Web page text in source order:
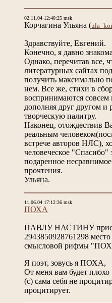
02.11.04 12:40:25 msk
Корчагина Ульяна (
Здравствуйте, Евгений.
Конечно, я давно
Однако, перечитав все,
литературных сайтах
получить максимально
нем. Все же, стихи в
воспринимаются совсем
дополняя друг другом и
творческую палитру.
Наконец, отождествив
реальным
встрече авторов НЛС),
человеческое
подаренное
прочтения.
Ульяна.
11.06.04 17:12:36 msk
ПОХА
ПАВЛУ НАСТИНУ
2943850928761298
смысловой рифмы
Я поэт, зовусь я ПОХА,
От меня вам будет плохо
(с) сама себя не
процитирует.